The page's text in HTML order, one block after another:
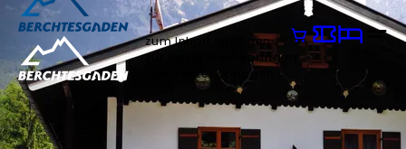
zum Inhalt springen
zur Navigation springen
zum Footer springen